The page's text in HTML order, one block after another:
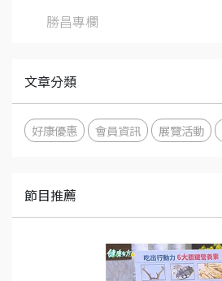
勝昌專欄
文章分類
好康優惠 會員資訊 展覽活動
節目推薦